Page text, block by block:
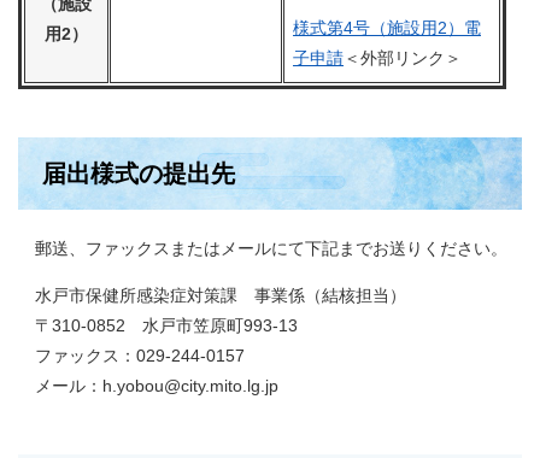
用2）
様式第4号（施設用2）電
子申請＜外部リンク＞
届出様式の提出先
郵送、ファックスまたはメールにて下記までお送りください。
水戸市保健所感染症対策課 事業係（結核担当）
〒310-0852 水戸市笠原町993-13
ファックス：029-244-0157
メール：h.yobou@city.mito.lg.jp